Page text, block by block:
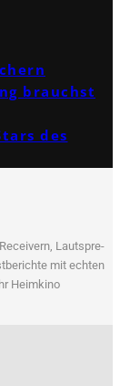
brauchst
des
Laut­spre­
mit ech­ten
Heim­ki­no